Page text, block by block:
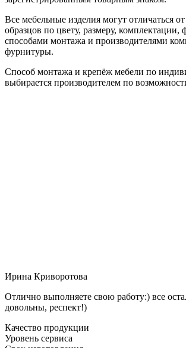
Все мебельные изделия могут отличаться
образцов по цвету, размеру, комплектации,
способами монтажа и производителями
фурнитуры.
Способ монтажа и крепёж мебели по
выбирается производителем по
Ирина Криворотова
Отлично выполняете свою работу:) все
довольны, респект!)
Качество продукции
Уровень сервиса